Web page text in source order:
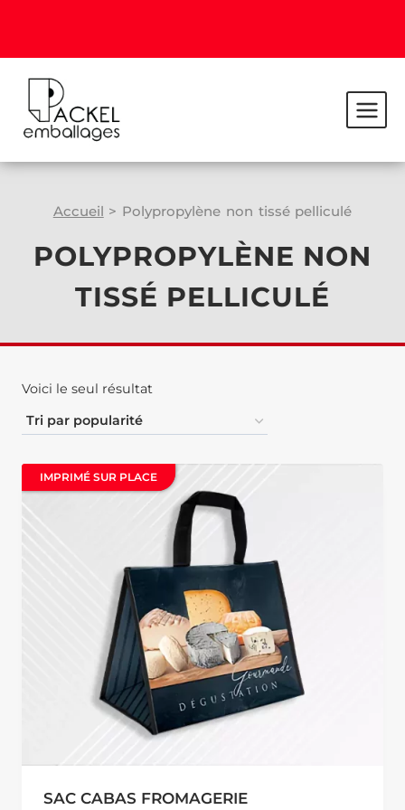
Accueil > Polypropylène non tissé pelliculé
POLYPROPYLÈNE NON
TISSÉ PELLICULÉ
Voici le seul résultat
IMPRIMÉ SUR PLACE
SAC CABAS FROMAGERIE
IMPRIMÉ SUR PLACE